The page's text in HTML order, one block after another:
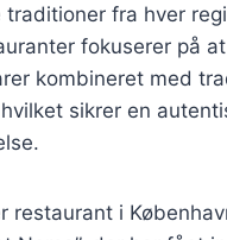
traditioner fra hver
fokuserer på
kombineret med
sikrer en
restaurant i